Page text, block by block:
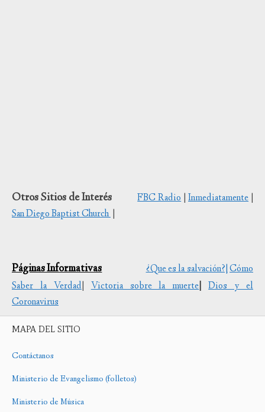
Otros Sitios de Interés FBC Radio|Inmediatamente
San Diego Baptist Church
Páginas Informativas ¿Que es la salvación?|Cómo
Saber la Verdad|Victoria sobre la muerte|
Dios y el
Coronavirus
MAPA DEL SITIO
Contáctanos
Ministerio de Evangelismo (folletos)
Ministerio de Música